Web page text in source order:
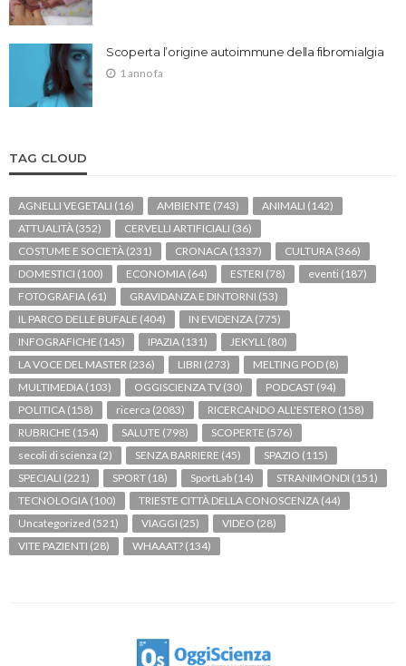
Scoperta l’origine autoimmune della fibromialgia
1 anno fa
TAG CLOUD
AGNELLI VEGETALI (16) AMBIENTE (743) ANIMALI (142)
ATTUALITÀ (352) CERVELLI ARTIFICIALI (36)
COSTUME E SOCIETÀ (231) CRONACA (1337) CULTURA (366)
DOMESTICI (100) ECONOMIA (64) ESTERI (78) eventi (187)
FOTOGRAFIA (61) GRAVIDANZA E DINTORNI (53)
IL PARCO DELLE BUFALE (404) IN EVIDENZA (775)
INFOGRAFICHE (145) IPAZIA (131) JEKYLL (80)
LA VOCE DEL MASTER (236) LIBRI (273) MELTING POD (8)
MULTIMEDIA (103) OGGISCIENZA TV (30) PODCAST (94)
POLITICA (158) ricerca (2083) RICERCANDO ALL'ESTERO (158)
RUBRICHE (154) SALUTE (798) SCOPERTE (576)
secoli di scienza (2) SENZA BARRIERE (45) SPAZIO (115)
SPECIALI (221) SPORT (18) SportLab (14) STRANIMONDI (151)
TECNOLOGIA (100) TRIESTE CITTÀ DELLA CONOSCENZA (44)
Uncategorized (521) VIAGGI (25) VIDEO (28)
VITE PAZIENTI (28) WHAAAT? (134)